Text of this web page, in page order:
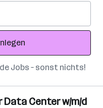
Jobs – sonst nichts!
Center w/m/d